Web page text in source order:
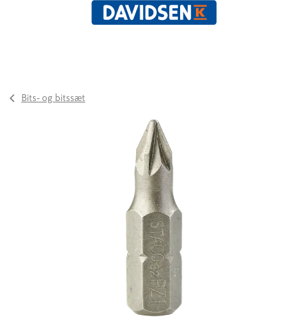
Bits- og bitssæt